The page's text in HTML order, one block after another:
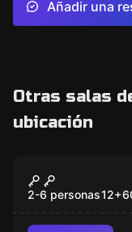
Añadir una
Otras salas
ubicación
Atraco al
2-6 personas12+